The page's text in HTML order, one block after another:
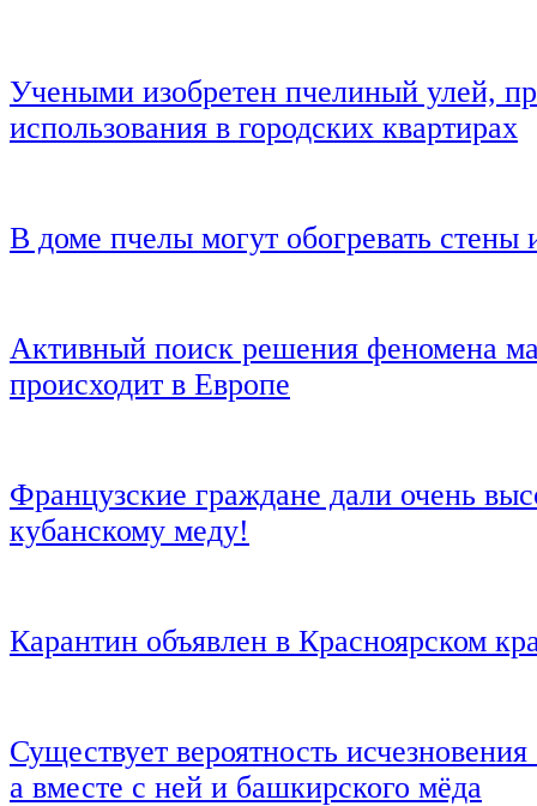
Учеными изобретен пчелиный улей,
использования в городских квартирах
В доме пчелы могут обогревать стены
Активный поиск решения феномена
происходит в Европе
Французские граждане дали очень
кубанскому меду!
Карантин объявлен в Красноярском
Существует вероятность
а вместе с ней и башкирского мёда